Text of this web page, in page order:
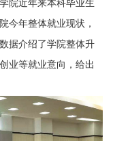
院近年来本科毕业生
今年整体就业现状，
据介绍了学院整体升
业等就业意向，给出